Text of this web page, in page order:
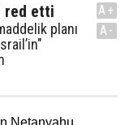
red etti
planı
A+
A-
Netanyahu,